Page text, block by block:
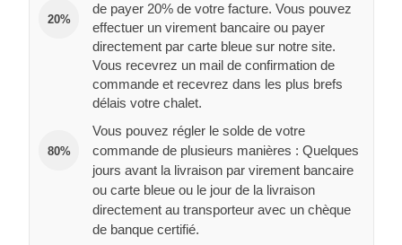
20%
de payer 20% de votre facture. Vous pouvez
effectuer un virement bancaire ou payer
directement par carte bleue sur notre site.
Vous recevrez un mail de confirmation de
commande et recevrez dans les plus brefs
délais votre chalet.
80%
Vous pouvez régler le solde de votre
commande de plusieurs manières : Quelques
jours avant la livraison par virement bancaire
ou carte bleue ou le jour de la livraison
directement au transporteur avec un chèque
de banque certifié.